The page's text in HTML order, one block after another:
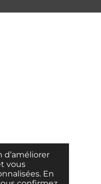
d’améliorer
vous
En